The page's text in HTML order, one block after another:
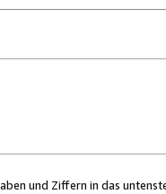
und Ziffern in das